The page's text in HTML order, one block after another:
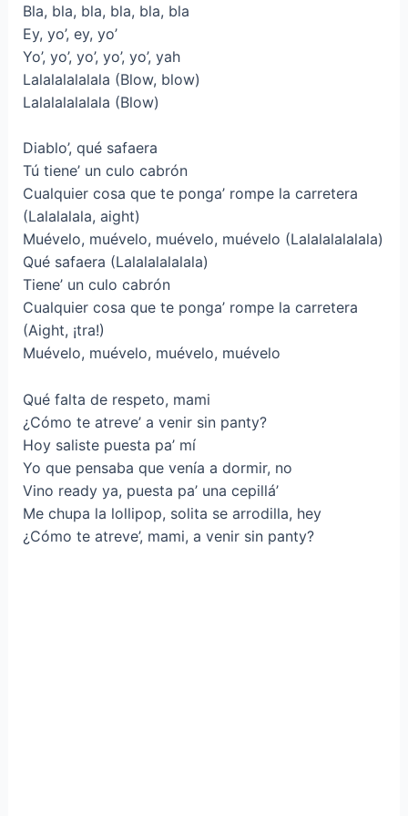
Bla, bla, bla, bla, bla, bla
Ey, yo’, ey, yo’
Yo’, yo’, yo’, yo’, yo’, yah
Lalalalalalala (Blow, blow)
Lalalalalalala (Blow)
Diablo’, qué safaera
Tú tiene’ un culo cabrón
Cualquier cosa que te ponga’ rompe la carretera
(Lalalalala, aight)
Muévelo, muévelo, muévelo, muévelo (Lalalalalalala)
Qué safaera (Lalalalalalala)
Tiene’ un culo cabrón
Cualquier cosa que te ponga’ rompe la carretera
(Aight, ¡tra!)
Muévelo, muévelo, muévelo, muévelo
Qué falta de respeto, mami
¿Cómo te atreve’ a venir sin panty?
Hoy saliste puesta pa’ mí
Yo que pensaba que venía a dormir, no
Vino ready ya, puesta pa’ una cepillá’
Me chupa la lollipop, solita se arrodilla, hey
¿Cómo te atreve’, mami, a venir sin panty?